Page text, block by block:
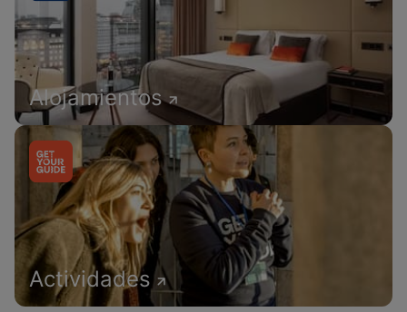
Alojamientos
Actividades